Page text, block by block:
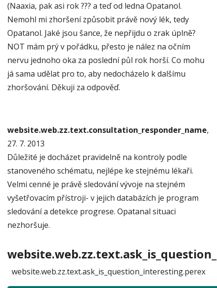
(Naaxia, pak asi rok ??? a teď od ledna Opatanol.
Nemohl mi zhoršení způsobit právě nový lék, tedy
Opatanol. Jaké jsou šance, že nepřijdu o zrak úplně?
NOT mám prý v pořádku, přesto je nález na očním
nervu jednoho oka za poslední půl rok horší. Co mohu
já sama udělat pro to, aby nedocházelo k dalšímu
zhoršování. Děkuji za odpověď.
website.web.zz.text.consultation_responder_name,
27. 7. 2013
Důležité je docházet pravidelně na kontroly podle
stanoveného schématu, nejlépe ke stejnému lékaři.
Velmi cenné je právě sledování vývoje na stejném
vyšetřovacím přístroji- v jejich databázích je program
sledování a detekce progrese. Opatanal situaci
nezhoršuje.
website.web.zz.text.ask_is_question_interesting.perex